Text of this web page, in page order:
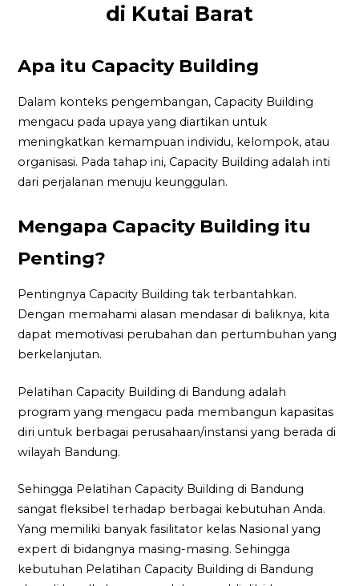
di Kutai Barat
Apa itu Capacity Building
Dalam konteks pengembangan, Capacity Building
mengacu pada upaya yang diartikan untuk
meningkatkan kemampuan individu, kelompok, atau
organisasi. Pada tahap ini, Capacity Building adalah inti
dari perjalanan menuju keunggulan.
Mengapa Capacity Building itu
Penting?
Pentingnya Capacity Building tak terbantahkan.
Dengan memahami alasan mendasar di baliknya, kita
dapat memotivasi perubahan dan pertumbuhan yang
berkelanjutan.
Pelatihan Capacity Building di Bandung adalah
program yang mengacu pada membangun kapasitas
diri untuk berbagai perusahaan/instansi yang berada di
wilayah Bandung.
Sehingga Pelatihan Capacity Building di Bandung
sangat fleksibel terhadap berbagai kebutuhan Anda.
Yang memiliki banyak fasilitator kelas Nasional yang
expert di bidangnya masing-masing. Sehingga
kebutuhan Pelatihan Capacity Building di Bandung